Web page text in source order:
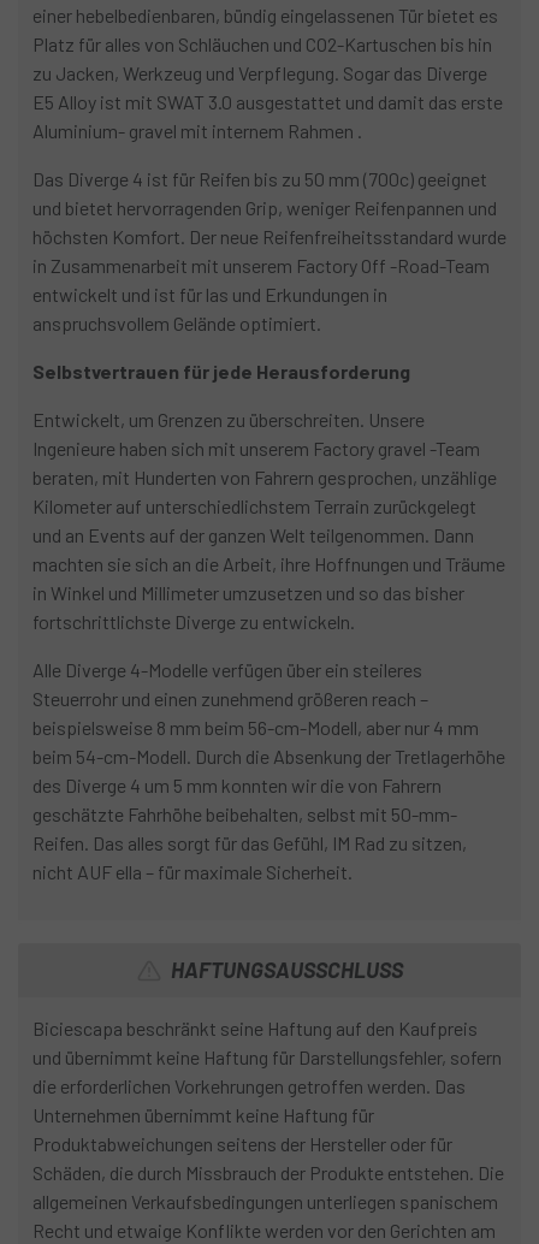
einer hebelbedienbaren, bündig eingelassenen Tür bietet es
Platz für alles von Schläuchen und CO2-Kartuschen bis hin
zu Jacken, Werkzeug und Verpflegung. Sogar das Diverge
E5 Alloy ist mit SWAT 3.0 ausgestattet und damit das erste
Aluminium- gravel mit internem Rahmen .
Das Diverge 4 ist für Reifen bis zu 50 mm (700c) geeignet
und bietet hervorragenden Grip, weniger Reifenpannen und
höchsten Komfort. Der neue Reifenfreiheitsstandard wurde
in Zusammenarbeit mit unserem Factory Off -Road-Team
entwickelt und ist für las und Erkundungen in
anspruchsvollem Gelände optimiert.
Selbstvertrauen für jede Herausforderung
Entwickelt, um Grenzen zu überschreiten. Unsere
Ingenieure haben sich mit unserem Factory gravel -Team
beraten, mit Hunderten von Fahrern gesprochen, unzählige
Kilometer auf unterschiedlichstem Terrain zurückgelegt
und an Events auf der ganzen Welt teilgenommen. Dann
machten sie sich an die Arbeit, ihre Hoffnungen und Träume
in Winkel und Millimeter umzusetzen und so das bisher
fortschrittlichste Diverge zu entwickeln.
Alle Diverge 4-Modelle verfügen über ein steileres
Steuerrohr und einen zunehmend größeren reach –
beispielsweise 8 mm beim 56-cm-Modell, aber nur 4 mm
beim 54-cm-Modell. Durch die Absenkung der Tretlagerhöhe
des Diverge 4 um 5 mm konnten wir die von Fahrern
geschätzte Fahrhöhe beibehalten, selbst mit 50-mm-
Reifen. Das alles sorgt für das Gefühl, IM Rad zu sitzen,
nicht AUF ella – für maximale Sicherheit.
HAFTUNGSAUSSCHLUSS
Biciescapa beschränkt seine Haftung auf den Kaufpreis
und übernimmt keine Haftung für Darstellungsfehler, sofern
die erforderlichen Vorkehrungen getroffen werden. Das
Unternehmen übernimmt keine Haftung für
Produktabweichungen seitens der Hersteller oder für
Schäden, die durch Missbrauch der Produkte entstehen. Die
allgemeinen Verkaufsbedingungen unterliegen spanischem
Recht und etwaige Konflikte werden vor den Gerichten am